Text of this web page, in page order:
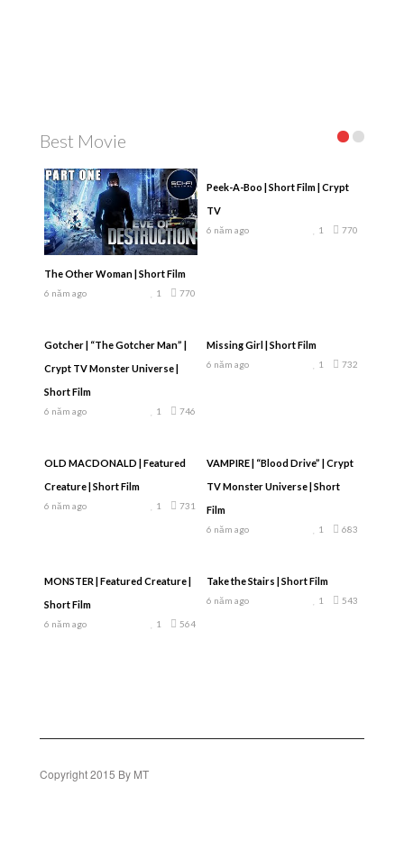
Best Movie
The Other Woman | Short Film
6 năm ago 770
1
Peek-A-Boo | Short Film | Crypt
TV
6 năm ago 770
1
Gotcher | “The Gotcher Man” |
Crypt TV Monster Universe |
Short Film
6 năm ago 746
1
Missing Girl | Short Film
6 năm ago 732
1
OLD MACDONALD | Featured
Creature | Short Film
6 năm ago 731
1
VAMPIRE | “Blood Drive” | Crypt
TV Monster Universe | Short
Film
6 năm ago 683
1
MONSTER | Featured Creature |
Short Film
6 năm ago 564
1
Take the Stairs | Short Film
6 năm ago 543
1
Copyright 2015 By MT